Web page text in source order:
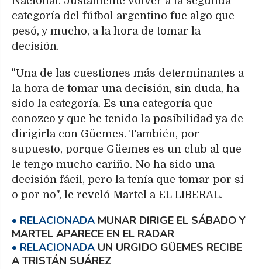
categoría del fútbol argentino fue algo que
pesó, y mucho, a la hora de tomar la
decisión.
"Una de las cuestiones más determinantes a
la hora de tomar una decisión, sin duda, ha
sido la categoría. Es una categoría que
conozco y que he tenido la posibilidad ya de
dirigirla con Güemes. También, por
supuesto, porque Güemes es un club al que
le tengo mucho cariño. No ha sido una
decisión fácil, pero la tenía que tomar por sí
o por no", le reveló Martel a EL LIBERAL.
MUNAR DIRIGE EL SÁBADO Y
MARTEL APARECE EN EL RADAR
UN URGIDO GÜEMES RECIBE
A TRISTÁN SUÁREZ